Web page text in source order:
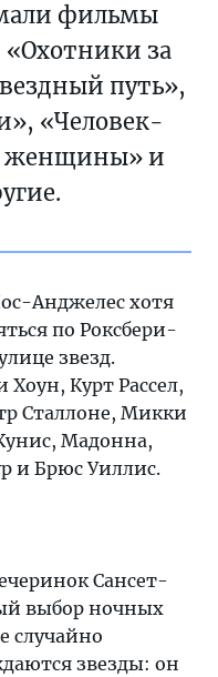
фильмы
«Охотники за
путь»,
«Человек-
женщины» и
Анджелес хотя
по Роксбери-
звезд.
Курт Рассел,
Сталлоне, Микки
Мадонна,
и Брюс Уиллис.
Сансет-
выбор ночных
случайно
звезды: он